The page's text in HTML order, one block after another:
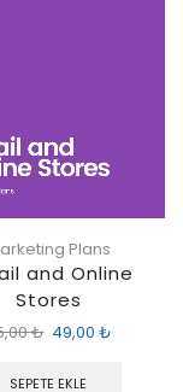
Plans
and Online
Stores
₺ 49,00 ₺
SEPETE EKLE